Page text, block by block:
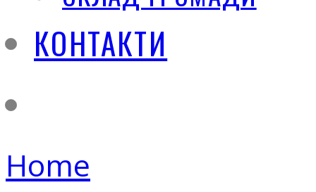
КОНТАКТИ
Home